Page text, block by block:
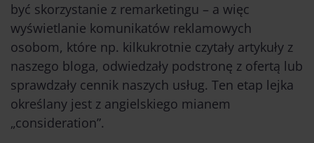
być skorzystanie z remarketingu – a więc
wyświetlanie komunikatów reklamowych
osobom, które np. kilkukrotnie czytały artykuły z
naszego bloga, odwiedzały podstronę z ofertą lub
sprawdzały cennik naszych usług. Ten etap lejka
określany jest z angielskiego mianem
„consideration”.